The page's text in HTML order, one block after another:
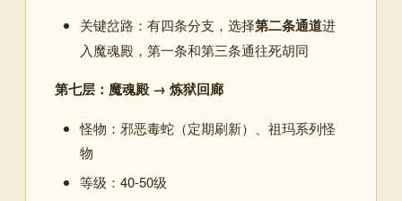
关键岔路：有四条分支，选择第二条通道进
入魔魂殿，第一条和第三条通往死胡同
第七层：魔魂殿 → 炼狱回廊
怪物：邪恶毒蛇（定期刷新）、祖玛系列怪
物
等级：40-50级